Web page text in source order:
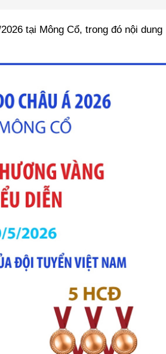
tại Mông Cổ, trong đó nội dung